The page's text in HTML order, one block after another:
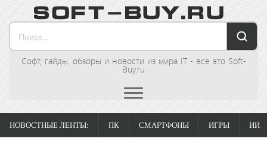
Софт, гайды, обзоры и новости из мира IT - все это Soft-
Buy.ru
НОВОСТНЫЕ ЛЕНТЫ: ПК СМАРТФОНЫ ИГРЫ ИИ